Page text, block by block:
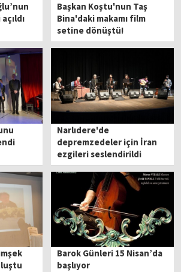
Başkan Koştu'nun Taş
Bina'daki makamı film
setine dönüştü!
Narlıdere'de
depremzedeler için İran
ezgileri seslendirildi
Barok Günleri 15 Nisan’da
başlıyor